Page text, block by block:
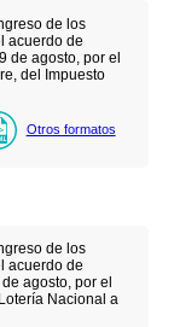
de los
acuerdo de
de agosto, por el
del Impuesto
Otros formatos
de los
acuerdo de
agosto, por el
Nacional a